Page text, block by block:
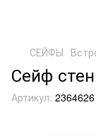
СЕЙФЫ
Сейф
Артикул: 2364626